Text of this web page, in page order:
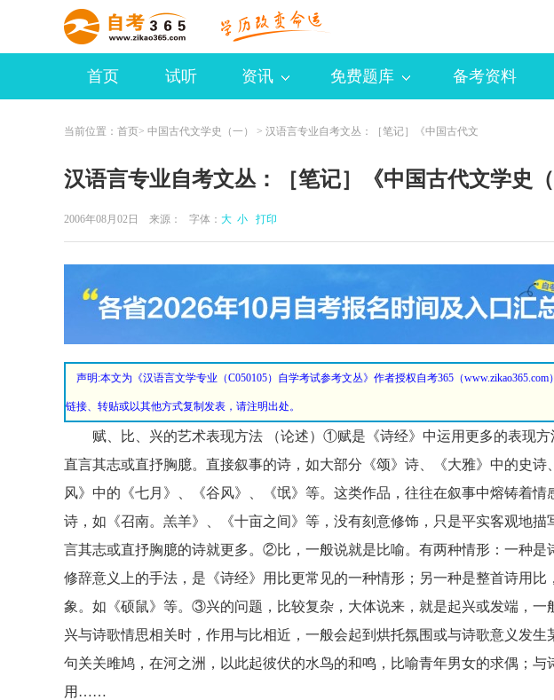
首页 试听 资讯 免费题库 备考资料
当前位置： 首页> 中国古代文学史（一） > 汉语言专业自考文丛：［笔记］《中国古代文
汉语言专业自考文丛：［笔记］《中国古代文学史
2006年08月02日 来源： 字体： 大 小 打印
声明:本文为《汉语言文学专业（C050105）自学考试参考文丛》作者授权自考365（www.zikao365.com
链接、转贴或以其他方式复制发表，请注明出处。
赋、比、兴的艺术表现方法 （论述）①赋是《诗经》中运用更多的表现方
直言其志或直抒胸臆。直接叙事的诗，如大部分《颂》诗、《大雅》中的史诗
风》中的《七月》、《谷风》、《氓》等。这类作品，往往在叙事中熔铸着情
诗，如《召南。羔羊》、《十亩之间》等，没有刻意修饰，只是平实客观地
言其志或直抒胸臆的诗就更多。②比，一般说就是比喻。有两种情形：一种是
修辞意义上的手法，是《诗经》用比更常见的一种情形；另一种是整首诗用
象。如《硕鼠》等。③兴的问题，比较复杂，大体说来，就是起兴或发端，一
兴与诗歌情思相关时，作用与比相近，一般会起到烘托氛围或与诗歌意义发
句关关雎鸠，在河之洲，以此起彼伏的水鸟的和鸣，比喻青年男女的求偶；
用……